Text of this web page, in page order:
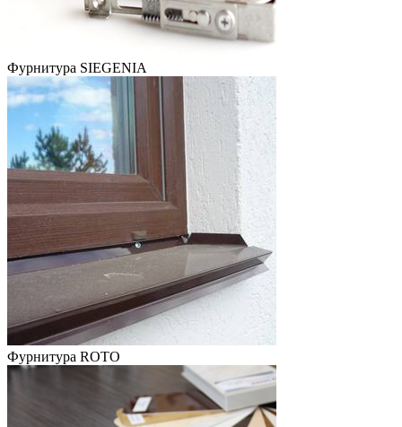
Фурнитура SIEGENIA
Фурнитура ROTO